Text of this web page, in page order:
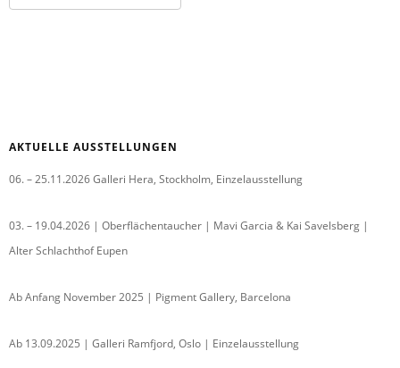
AKTUELLE AUSSTELLUNGEN
06. – 25.11.2026 Galleri Hera, Stockholm, Einzelausstellung
03. – 19.04.2026 | Oberflächentaucher | Mavi Garcia & Kai Savelsberg |
Alter Schlachthof Eupen
Ab Anfang November 2025 | Pigment Gallery, Barcelona
Ab 13.09.2025 | Galleri Ramfjord, Oslo | Einzelausstellung